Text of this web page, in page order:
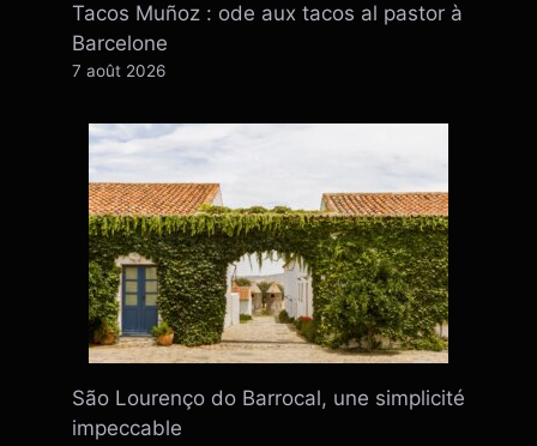
Tacos Muñoz : ode aux tacos al pastor à
Barcelone
7 août 2026
São Lourenço do Barrocal, une simplicité
impeccable